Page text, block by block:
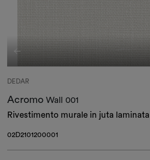
DEDAR
AcromoWall
001
Rivestimento murale in juta laminata
02D2101200001